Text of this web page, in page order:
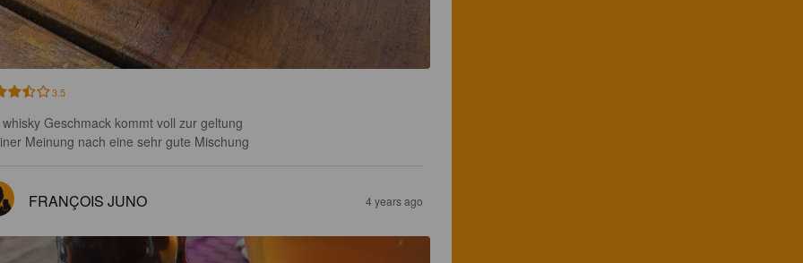
3.5
Geschmack kommt voll zur geltung
Meinung nach eine sehr gute Mischung
FRANÇOIS JUNO 4 years ago